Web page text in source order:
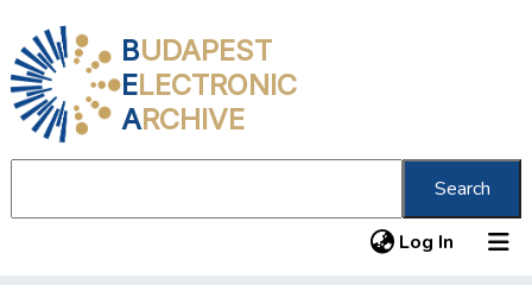
BUDAPEST
ELECTRONIC
ARCHIVE
Search
Log In (current)